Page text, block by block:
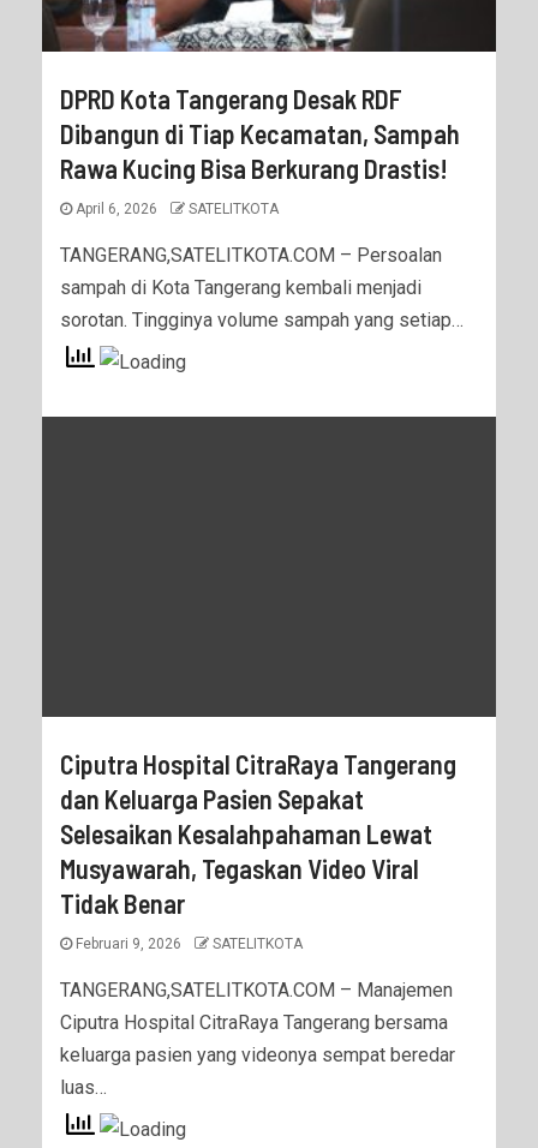
DPRD Kota Tangerang Desak RDF
Dibangun di Tiap Kecamatan, Sampah
Rawa Kucing Bisa Berkurang Drastis!
April 6, 2026 SATELITKOTA
TANGERANG,SATELITKOTA.COM – Persoalan
sampah di Kota Tangerang kembali menjadi
sorotan. Tingginya volume sampah yang setiap…
Ciputra Hospital CitraRaya Tangerang
dan Keluarga Pasien Sepakat
Selesaikan Kesalahpahaman Lewat
Musyawarah, Tegaskan Video Viral
Tidak Benar
Februari 9, 2026 SATELITKOTA
TANGERANG,SATELITKOTA.COM – Manajemen
Ciputra Hospital CitraRaya Tangerang bersama
keluarga pasien yang videonya sempat beredar
luas…